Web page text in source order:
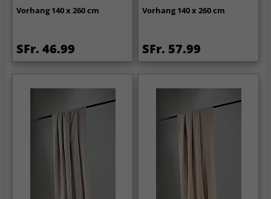
Vorhang 140 x 260 cm
SFr. 46.99
Vorhang 140 x 260 cm
SFr. 57.99